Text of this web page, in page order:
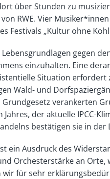
über Stunden zu
RWE. Vier
Festivals „Kultur ohne
gegen
einzuhalten. Eine
Situation
Wald- und
verankerten
der aktuelle IPCC-
bestätigen sie in der
ein Ausdruck des
Orchesterstärke an
für sehr